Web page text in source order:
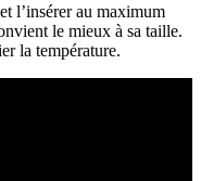
l’insérer au maximum
le mieux à sa taille.
la température.